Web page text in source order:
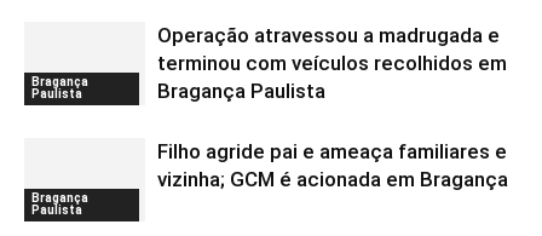
Bragança
Paulista
Operação atravessou a madrugada e
terminou com veículos recolhidos em
Bragança Paulista
Bragança
Paulista
Filho agride pai e ameaça familiares e
vizinha; GCM é acionada em Bragança